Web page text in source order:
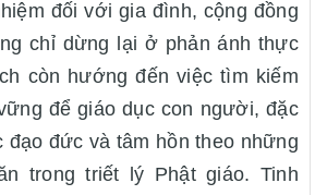
đối với gia đình, cộng đồng
chỉ dừng lại ở phản ánh thực
còn hướng đến việc tìm kiếm
để giáo dục con người, đặc
đạo đức và tâm hồn theo những
trong triết lý Phật giáo. Tinh